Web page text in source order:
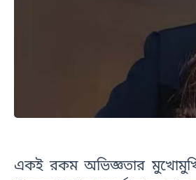
একই রকম অভিজ্ঞতার মুখোমুখি